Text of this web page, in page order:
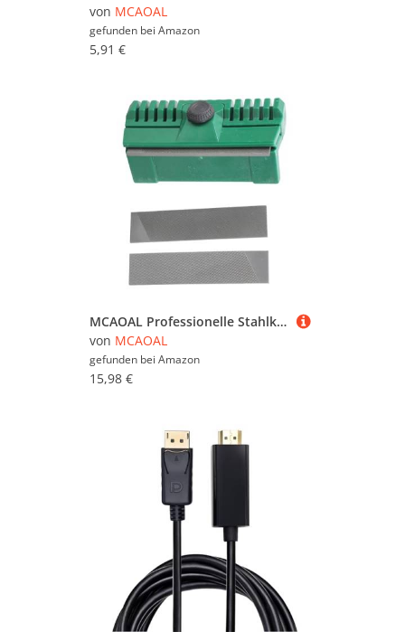
von MCAOAL
gefunden bei Amazon
5,91 €
MCAOAL Professionelle Stahlkettensaw Guide Rod Rails Kommode Gartenstrecke Zubehör Easy Operational Chain Guide Chainsaw Track Reparaturgeräte
von MCAOAL
gefunden bei Amazon
15,98 €